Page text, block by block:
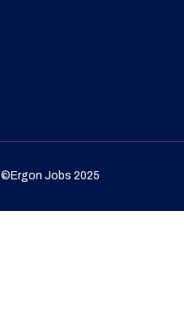
©Ergon Jobs 2025